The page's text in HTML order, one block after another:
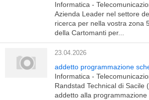
Informatica -
Azienda Leader nel settore
ricerca per nella vostra zona
della Cartomanti per...
23.04.2026
addetto programmazione
Informatica -
Randstad Technical di Sacile
addetto alla programmazione